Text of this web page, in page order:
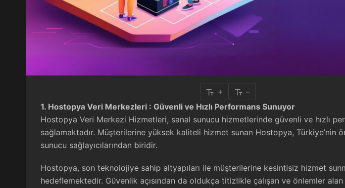
+ -
1. Hostopya Veri Merkezleri : Güvenli ve Hızlı Performans Sunuyor
Hostopya Veri Merkezi Hizmetleri, sanal sunucu hizmetlerinde güvenli ve hızlı
sağlamaktadır. Müşterilerine yüksek kaliteli hizmet sunan Hostopya, Türkiye’nin
sunucu sağlayıcılarından biridir.
Hostopya, son teknolojiye sahip altyapıları ile müşterilerine kesintisiz hizmet
hedeflemektedir. Güvenlik açısından da oldukça titizlikle çalışan ve önlemler